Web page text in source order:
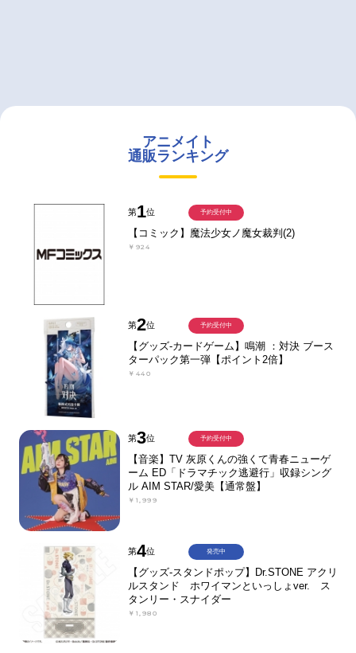
アニメイト
通販ランキング
第1位
【コミック】魔法少女ノ魔女裁判(2)
￥924
予約受付中
第2位
【グッズ-カードゲーム】鳴潮 ：対決 ブース
ターパック第一弾【ポイント2倍】
￥440
予約受付中
第3位
【音楽】TV 灰原くんの強くて青春ニューゲ
ーム ED「ドラマチック逃避行」収録シング
ル AIM STAR/愛美【通常盤】
￥1,999
予約受付中
第4位
【グッズ-スタンドポップ】Dr.STONE アクリ
ルスタンド ホワイマンといっしょver. ス
タンリー・スナイダー
￥1,980
発売中